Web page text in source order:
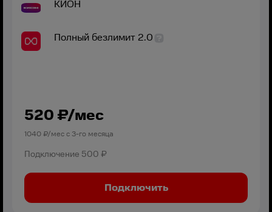
КИОН
Полный безлимит 2.0
520 ₽/мес
1040₽/мес с 3-го месяца
Подключение 500 ₽
Подключить